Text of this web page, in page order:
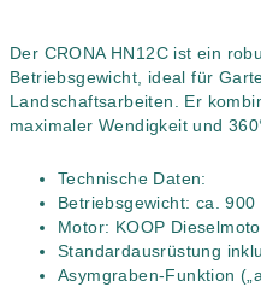
Der CRONA HN12C ist ein
Betriebsgewicht, ideal für
Landschaftsarbeiten. Er
maximaler Wendigkeit und
Technische Daten:
Betriebsgewicht: ca. 900
Motor: KOOP
Standardausrüstung
Asymgraben-Funktion